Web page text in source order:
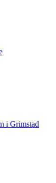
i Grimstad